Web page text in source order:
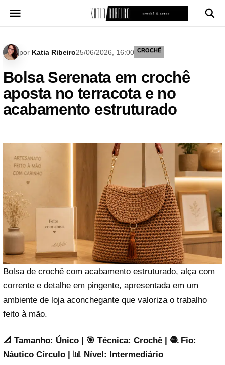
para
por Katia Ribeiro25/06/2026, 16:00 CROCHÊ
Bolsa Serenata em crochê
aposta no terracota e no
acabamento estruturado
Bolsa de crochê com acabamento estruturado, alça com
corrente e detalhe em pingente, apresentada em um
ambiente de loja aconchegante que valoriza o trabalho
feito à mão.
📐 Tamanho: Único | 🎯 Técnica: Crochê | 🧶 Fio:
Náutico Círculo | 📊 Nível: Intermediário